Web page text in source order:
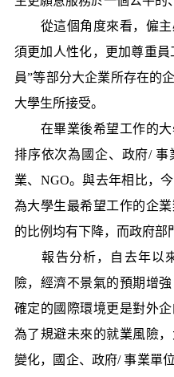
從這個角度來看，僱主
須更加人性化，更加尊重員
員”等部分大企業所存在的
大學生所接受。
在畢業後希望工作的大
排序依次為國企、政府/ 事
業、NGO。與去年相比，
為大學生最希望工作的企
的比例均有下降，而政府部
報告分析，自去年以來
險，經濟不景氣的預期增
確定的國際環境更是對外
為了規避未來的就業風險
變化，國企、政府/ 事業單